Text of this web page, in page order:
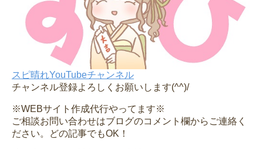
スピ晴れYouTubeチャンネル
チャンネル登録よろしくお願いします(^^)/
※WEBサイト作成代行やってます※
ご相談お問い合わせはブログのコメント欄からご連絡く
ださい。どの記事でもOK！